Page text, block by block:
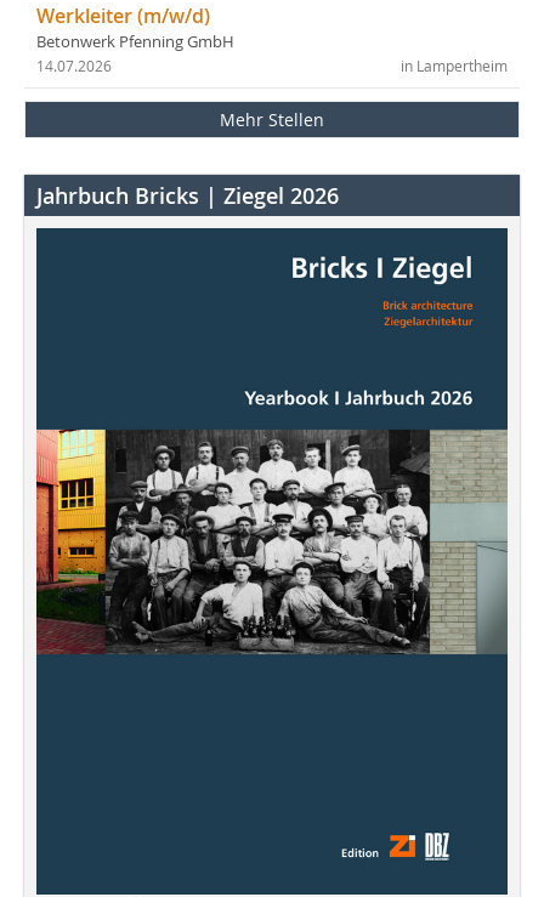
Werkleiter (m/w/d)
Betonwerk Pfenning GmbH
in Lampertheim
14.07.2026
Mehr Stellen
Jahrbuch Bricks | Ziegel 2026